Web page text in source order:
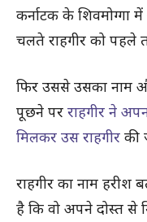
कर्नाटक के शिवमोग्गा
चलते राहगीर को पहले
फिर उससे उसका नाम
पूछने पर राहगीर ने
मिलकर उस राहगीर की
राहगीर का नाम हरीश
है कि वो अपने दोस्त से